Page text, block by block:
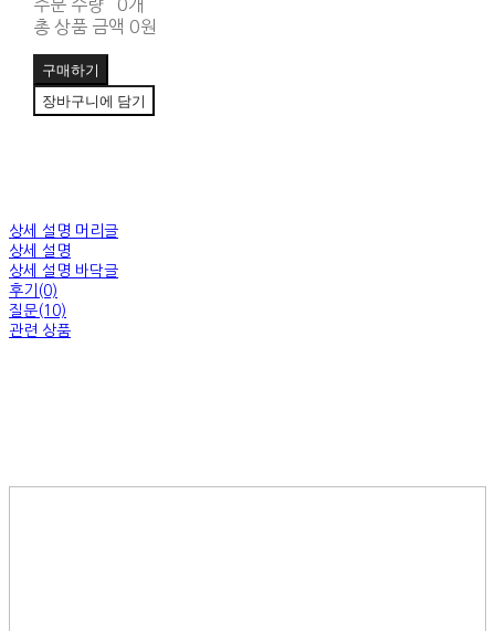
주문 수량
0개
총 상품 금액 0원
구매하기
장바구니에 담기
상세 설명 머리글
상세 설명
상세 설명 바닥글
후기(0)
질문(10)
관련 상품